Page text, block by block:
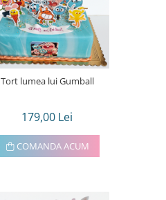
Tort lumea lui Gumball
179,00 Lei
COMANDA ACUM